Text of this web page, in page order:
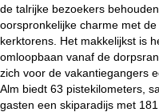
de talrijke bezoekers
oorspronkelijke charme met
kerktorens. Het makkelijkst is
omloopbaan vanaf de
zich voor de vakantiegangers
Alm biedt 63 pistekilometers,
gasten een skiparadijs met